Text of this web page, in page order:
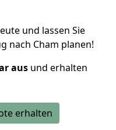
und lassen Sie
nach Cham planen!
aus und erhalten
erhalten